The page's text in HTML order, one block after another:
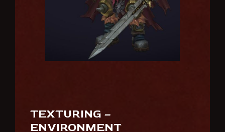
TEXTURING –
ENVIRONMENT